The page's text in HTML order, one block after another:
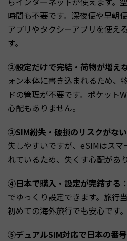
時間も不要です。深夜便や早朝
アプリやタクシーアプリを使え
す。
②設定だけで完結・荷物が増え
ォン本体に書き込まれるため、
ドの管理が不要です。ポケット
心配もありません。
③SIM紛失・破損のリスクがない
失しやすいですが、eSIMはス
れているため、失くす心配があ
④日本で購入・設定が完結する
でゆっくり設定できます。旅行
初めての海外旅行でも安心です。
⑤デュアルSIM対応で日本の番